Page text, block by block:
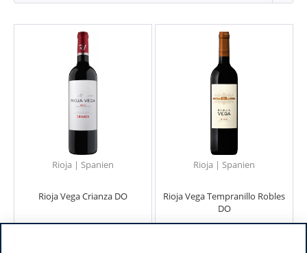
Rioja | Spanien
Rioja Vega Crianza DO
Rioja | Spanien
Rioja Vega Tempranillo Robles
DO